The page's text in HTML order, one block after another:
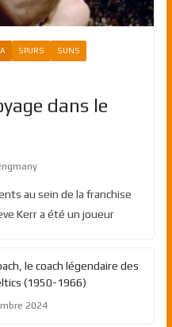
SPURS SUNS
dans le
au sein de la franchise
Kerr a été un joueur
le coach légendaire des
(1950-1966)
2024